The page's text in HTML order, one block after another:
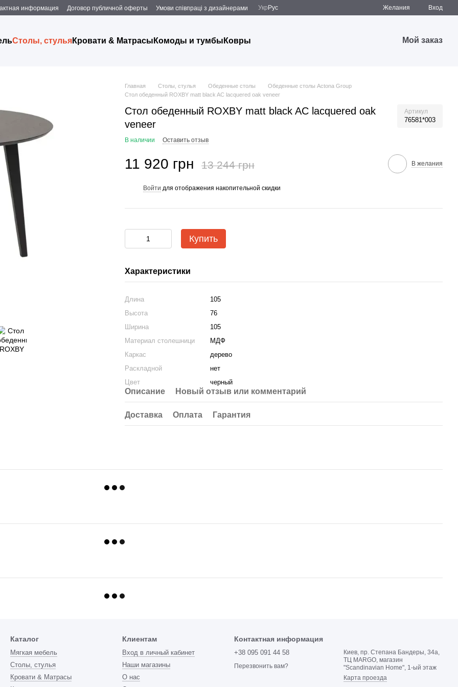
информация Договор публичной оферты Умови співпраці з дизайнерами Укр Рус Желания Вход
Столы, стульяКровати & Матрасы Комоды и тумбы Ковры Мой заказ
Главная Столы, стулья Обеденные столы
Обеденные столы Actona Group
Стол обеденный ROXBY matt black AC lacquered oak veneer
Стол обеденный ROXBY matt black AC lacquered oak
veneer
Артикул
76581*003
В наличии Оставить отзыв
11 920 грн 13 244 грн В желания
Войти для отображения накопительной скидки
Купить
Характеристики
Длина
105
Высота
76
Ширина
105
Материал столешници
МДФ
Каркас
дерево
Раскладной
нет
Цвет
черный
Описание Новый отзыв или комментарий
Доставка Оплата Гарантия
Каталог
Мягкая мебель
Столы, стулья
Кровати & Матрасы
Клиентам
Вход в личный кабинет
Наши магазины
О нас
Контактная информация
+38 095 091 44 58
Перезвонить вам?
Киев, пр. Степана Бандеры, 34а,
ТЦ MARGO, магазин
"Scandinavian Home", 1-ый этаж
Карта проезда